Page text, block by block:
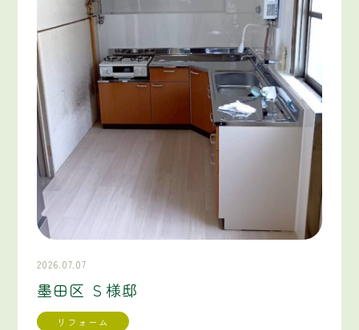
2026.07.07
墨田区 Ｓ様邸
リフォーム